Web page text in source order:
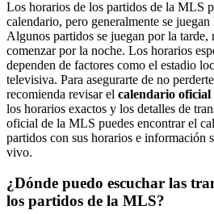
Los horarios de los partidos de la MLS
calendario, pero generalmente se juegan
Algunos partidos se juegan por la tarde,
comenzar por la noche. Los horarios
dependen de factores como el estadio
televisiva. Para asegurarte de no
recomienda revisar el calendario
los horarios exactos y los detalles de
oficial de la MLS puedes encontrar el
partidos con sus horarios e información
vivo.
¿Dónde puedo escuchar las
los partidos de la MLS?